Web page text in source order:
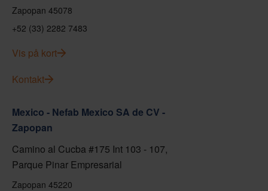
Zapopan 45078
+52 (33) 2282 7483
Vis på kort
Kontakt
Mexico - Nefab Mexico SA de CV -
Zapopan
Camino al Cucba #175 Int 103 - 107,
Parque Pinar Empresarial
Zapopan 45220